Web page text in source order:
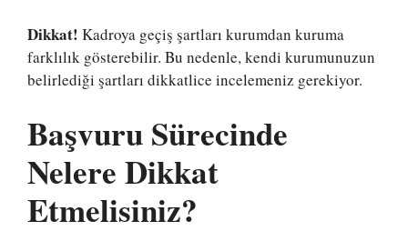
Dikkat! Kadroya geçiş şartları kurumdan kuruma
farklılık gösterebilir. Bu nedenle, kendi kurumunuzun
belirlediği şartları dikkatlice incelemeniz gerekiyor.
Başvuru Sürecinde
Nelere Dikkat
Etmelisiniz?